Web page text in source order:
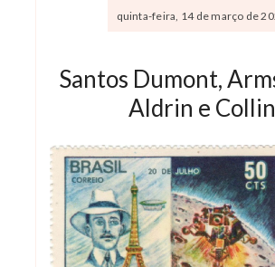
quinta-feira, 14 de março de
Santos Dumont,
Aldrin e Collin
Selo Homenagem a